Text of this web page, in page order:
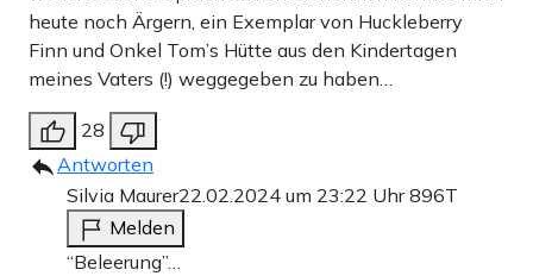
heute noch Ärgern, ein Exemplar von Huckleberry
Finn und Onkel Tom’s Hütte aus den Kindertagen
meines Vaters (!) weggegeben zu haben…
28
Antworten
Silvia Maurer22.02.2024 um 23:22 Uhr896T
Melden
“Beleerung”…